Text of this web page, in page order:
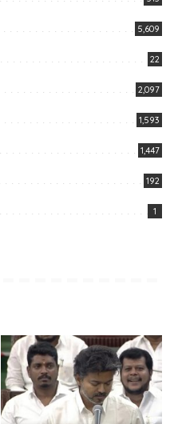
5,609
22
2,097
1,593
1,447
192
1